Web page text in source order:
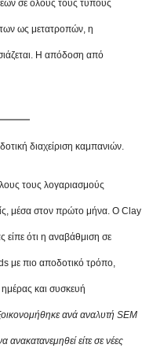
σε όλους τους τύπους
ως μετατροπών, η
Η απόδοση από
διαχείριση καμπανιών.
τους λογαριασμούς
μέσα στον πρώτο μήνα. Ο Clay
ότι η αναβάθμιση σε
με πιο αποδοτικό τρόπο,
και συσκευή
ανά αναλυτή SEM
είτε σε νέες